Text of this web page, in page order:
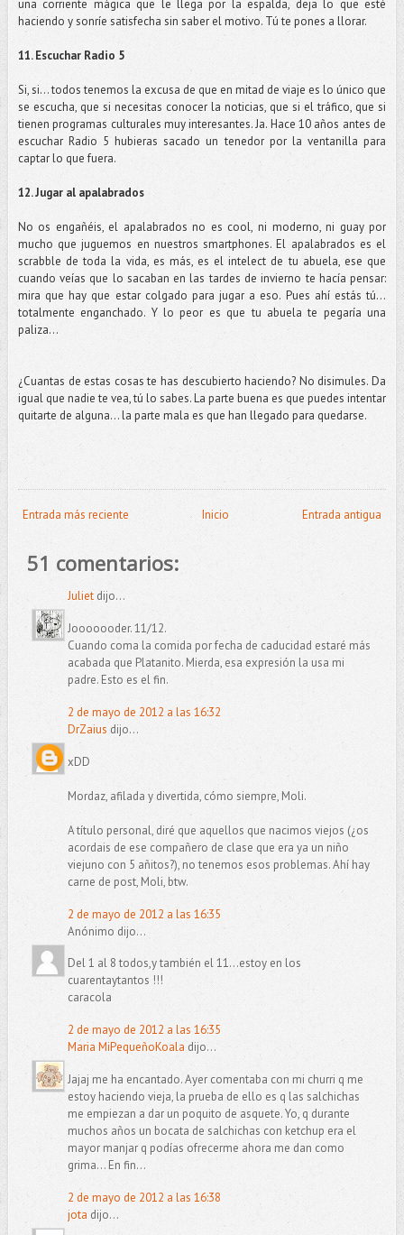
una corriente mágica que le llega por la espalda, deja lo que esté
haciendo y sonríe satisfecha sin saber el motivo. Tú te pones a llorar.
11. Escuchar Radio 5
Si, si… todos tenemos la excusa de que en mitad de viaje es lo único que
se escucha, que si necesitas conocer la noticias, que si el tráfico, que si
tienen programas culturales muy interesantes. Ja. Hace 10 años antes de
escuchar Radio 5 hubieras sacado un tenedor por la ventanilla para
captar lo que fuera.
12. Jugar al apalabrados
No os engañéis, el apalabrados no es cool, ni moderno, ni guay por
mucho que juguemos en nuestros smartphones. El apalabrados es el
scrabble de toda la vida, es más, es el intelect de tu abuela, ese que
cuando veías que lo sacaban en las tardes de invierno te hacía pensar:
mira que hay que estar colgado para jugar a eso. Pues ahí estás tú…
totalmente enganchado. Y lo peor es que tu abuela te pegaría una
paliza…
¿Cuantas de estas cosas te has descubierto haciendo? No disimules. Da
igual que nadie te vea, tú lo sabes. La parte buena es que puedes intentar
quitarte de alguna… la parte mala es que han llegado para quedarse.
Entrada más reciente Entrada antigua
Inicio
51 comentarios:
Julietdijo...
Jooooooder. 11/12.
Cuando coma la comida por fecha de caducidad estaré más
acabada que Platanito. Mierda, esa expresión la usa mi
padre. Esto es el fin.
2 de mayo de 2012 a las 16:32
DrZaius dijo...
xDD
Mordaz, afilada y divertida, cómo siempre, Moli.
A título personal, diré que aquellos que nacimos viejos (¿os
acordais de ese compañero de clase que era ya un niño
viejuno con 5 añitos?), no tenemos esos problemas. Ahí hay
carne de post, Moli, btw.
2 de mayo de 2012 a las 16:35
Anónimo dijo...
Del 1 al 8 todos,y también el 11...estoy en los
cuarentaytantos !!!
caracola
2 de mayo de 2012 a las 16:35
Maria MiPequeñoKoala dijo...
Jajaj me ha encantado. Ayer comentaba con mi churri q me
estoy haciendo vieja, la prueba de ello es q las salchichas
me empiezan a dar un poquito de asquete. Yo, q durante
muchos años un bocata de salchichas con ketchup era el
mayor manjar q podías ofrecerme ahora me dan como
grima... En fin...
2 de mayo de 2012 a las 16:38
jota dijo...